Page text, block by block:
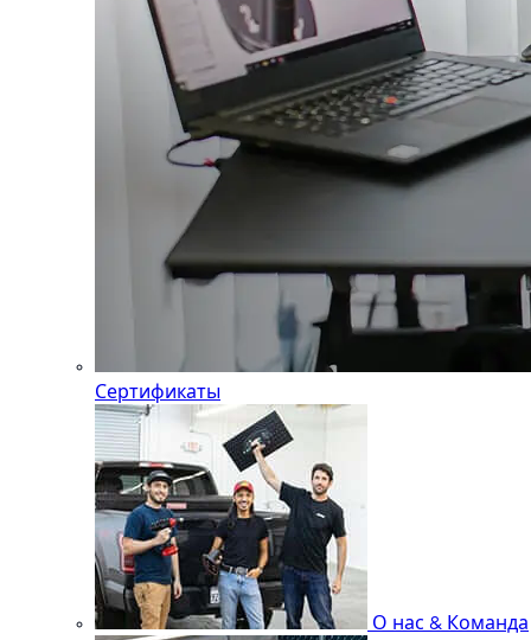
Сертификаты
О нас & Команда